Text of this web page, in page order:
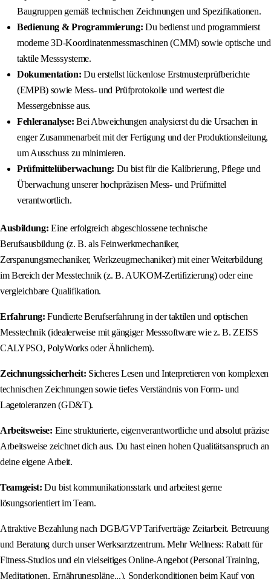
Baugruppen gemäß technischen Zeichnungen und Spezifikationen.
Bedienung & Programmierung: Du bedienst und programmierst
moderne 3D-Koordinatenmessmaschinen (CMM) sowie optische und
taktile Messsysteme.
Dokumentation: Du erstellst lückenlose Erstmusterprüfberichte
(EMPB) sowie Mess- und Prüfprotokolle und wertest die
Messergebnisse aus.
Fehleranalyse: Bei Abweichungen analysierst du die Ursachen in
enger Zusammenarbeit mit der Fertigung und der Produktionsleitung,
um Ausschuss zu minimieren.
Prüfmittelüberwachung: Du bist für die Kalibrierung, Pflege und
Überwachung unserer hochpräzisen Mess- und Prüfmittel
verantwortlich.
Ausbildung: Eine erfolgreich abgeschlossene technische
Berufsausbildung (z. B. als Feinwerkmechaniker,
Zerspanungsmechaniker, Werkzeugmechaniker) mit einer Weiterbildung
im Bereich der Messtechnik (z. B. AUKOM-Zertifizierung) oder eine
vergleichbare Qualifikation.
Erfahrung: Fundierte Berufserfahrung in der taktilen und optischen
Messtechnik (idealerweise mit gängiger Messsoftware wie z. B. ZEISS
CALYPSO, PolyWorks oder Ähnlichem).
Zeichnungssicherheit: Sicheres Lesen und Interpretieren von komplexen
technischen Zeichnungen sowie tiefes Verständnis von Form- und
Lagetoleranzen (GD&T).
Arbeitsweise: Eine strukturierte, eigenverantwortliche und absolut präzise
Arbeitsweise zeichnet dich aus. Du hast einen hohen Qualitätsanspruch an
deine eigene Arbeit.
Teamgeist: Du bist kommunikationsstark und arbeitest gerne
lösungsorientiert im Team.
Attraktive Bezahlung nach DGB/GVP Tarifverträge Zeitarbeit. Betreuung
und Beratung durch unser Werksarztzentrum. Mehr Wellness: Rabatt für
Fitness-Studios und ein vielseitiges Online-Angebot (Personal Training,
Meditationen, Ernährungspläne...). Sonderkonditionen beim Kauf von